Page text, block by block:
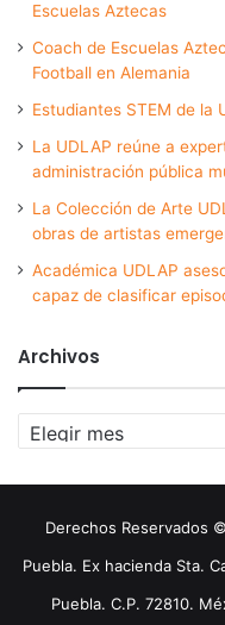
Escuelas Aztecas
Coach de Escuelas
Football en Alemania
Estudiantes STEM de la
La UDLAP reúne a
administración pública
La Colección de Arte
obras de artistas
Académica UDLAP
capaz de clasificar
Archivos
Archivos
Derechos Reservados
Puebla. Ex hacienda Sta.
Puebla. C.P. 72810.